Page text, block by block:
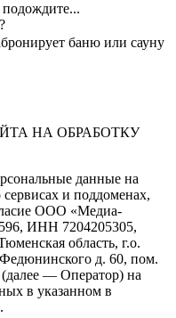
баню или сауну
НА ОБРАБОТКУ
данные на
и поддоменах,
ООО «Медиа-
ИНН 7204205305,
область, г.о.
д. 60, пом.
— Оператор) на
в указанном в